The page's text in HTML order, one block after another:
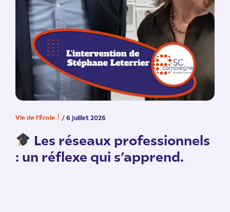
Vie de l'École / 6 juillet 2026
Les réseaux professionnels
: un réflexe qui s’apprend.